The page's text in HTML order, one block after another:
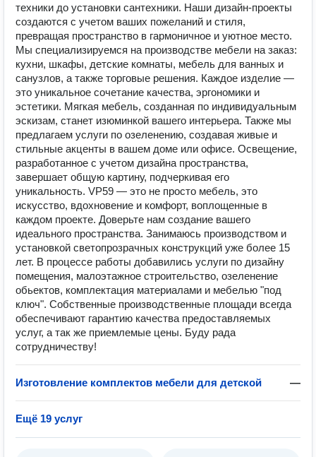
техники до установки сантехники. Наши дизайн-проекты
создаются с учетом ваших пожеланий и стиля,
превращая пространство в гармоничное и уютное место.
Мы специализируемся на производстве мебели на заказ:
кухни, шкафы, детские комнаты, мебель для ванных и
санузлов, а также торговые решения. Каждое изделие —
это уникальное сочетание качества, эргономики и
эстетики. Мягкая мебель, созданная по индивидуальным
эскизам, станет изюминкой вашего интерьера. Также мы
предлагаем услуги по озеленению, создавая живые и
стильные акценты в вашем доме или офисе. Освещение,
разработанное с учетом дизайна пространства,
завершает общую картину, подчеркивая его
уникальность. VP59 — это не просто мебель, это
искусство, вдохновение и комфорт, воплощенные в
каждом проекте. Доверьте нам создание вашего
идеального пространства. Занимаюсь производством и
установкой светопрозрачных конструкций уже более 15
лет. В процессе работы добавились услуги по дизайну
помещения, малоэтажное строительство, озеленение
обьектов, комплектация материалами и мебелью "под
ключ". Собственные производственные площади всегда
обеспечивают гарантию качества предоставляемых
услуг, а так же приемлемые цены. Буду рада
сотрудничеству!
Изготовление комплектов мебели для детской —
Ещё 19 услуг